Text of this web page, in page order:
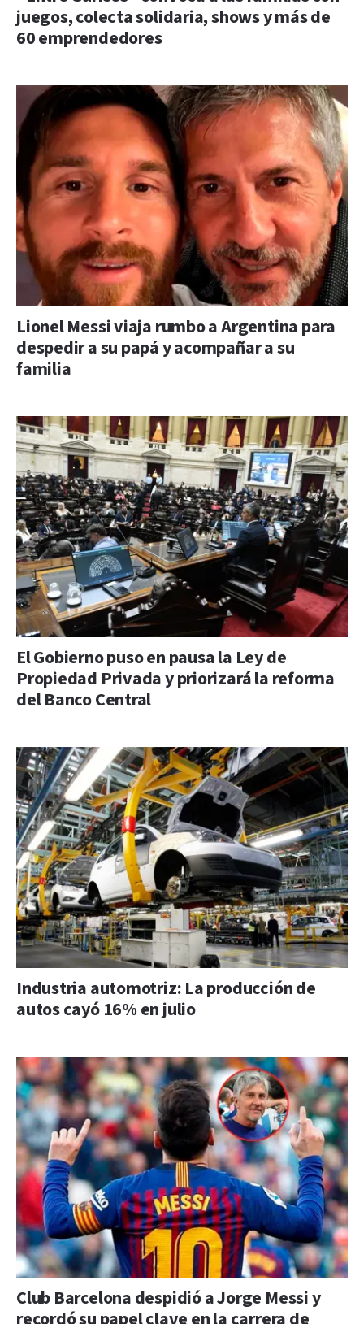
juegos, colecta solidaria, shows y más de
60 emprendedores
Lionel Messi viaja rumbo a Argentina para
despedir a su papá y acompañar a su
familia
El Gobierno puso en pausa la Ley de
Propiedad Privada y priorizará la reforma
del Banco Central
Industria automotriz: La producción de
autos cayó 16% en julio
Club Barcelona despidió a Jorge Messi y